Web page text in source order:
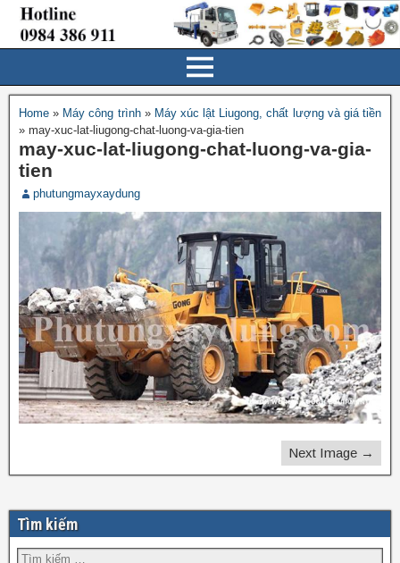
Home » Máy công trình» Máy xúc lật Liugong, chất lượng và giá tiền
» may-xuc-lat-liugong-chat-luong-va-gia-tien
may-xuc-lat-liugong-chat-luong-va-gia-
tien
phutungmayxaydung
Next Image →
Tìm kiếm